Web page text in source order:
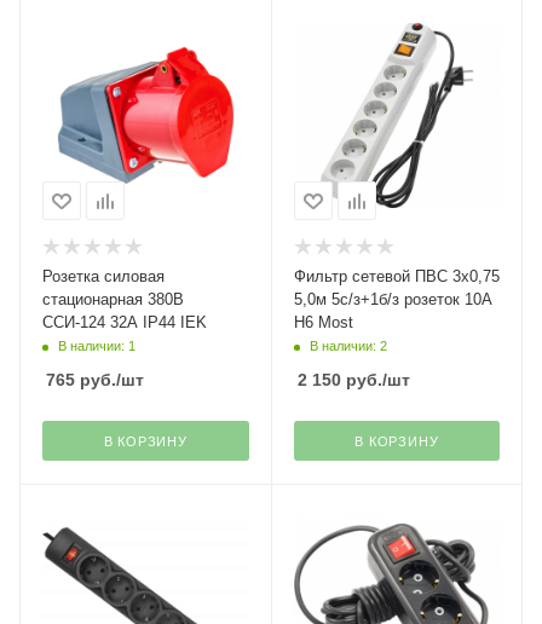
Розетка силовая
стационарная 380В
ССИ-124 32А IP44 IEK
В наличии: 1
765 руб./шт
В КОРЗИНУ
Фильтр сетевой ПВС 3х0,75
5,0м 5с/з+1б/з розеток 10А
H6 Most
В наличии: 2
2 150руб./шт
В КОРЗИНУ